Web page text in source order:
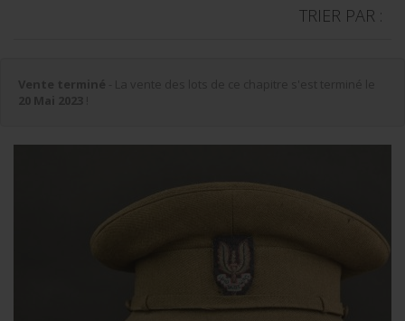
TRIER PAR :